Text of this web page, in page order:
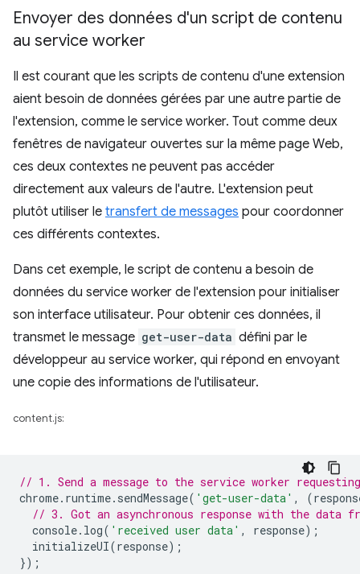
Envoyer des données d'un script de contenu
au service worker
Il est courant que les scripts de contenu d'une extension
aient besoin de données gérées par une autre partie de
l'extension, comme le service worker. Tout comme deux
fenêtres de navigateur ouvertes sur la même page Web,
ces deux contextes ne peuvent pas accéder
directement aux valeurs de l'autre. L'extension peut
plutôt utiliser le transfert de messages pour coordonner
ces différents contextes.
Dans cet exemple, le script de contenu a besoin de
données du service worker de l'extension pour initialiser
son interface utilisateur. Pour obtenir ces données, il
transmet le message get-user-data défini par le
développeur au service worker, qui répond en envoyant
une copie des informations de l'utilisateur.
content.js:
// 1. Send a message to the service worker
chrome. runtime. sendMessage( 'get-user-data' , (
// 3. Got an asynchronous response with the data
console. log( 'received user data' , response);
initializeUI(response);
});